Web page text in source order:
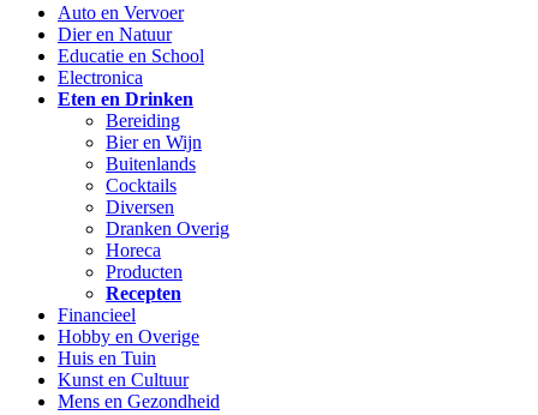
Auto en Vervoer
Dier en Natuur
Educatie en School
Electronica
Eten en Drinken
Bereiding
Bier en Wijn
Buitenlands
Cocktails
Diversen
Dranken Overig
Horeca
Producten
Recepten
Financieel
Hobby en Overige
Huis en Tuin
Kunst en Cultuur
Mens en Gezondheid